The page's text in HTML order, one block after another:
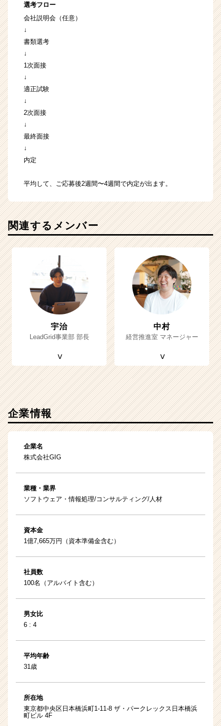
選考フロー
会社説明会（任意）
↓
書類選考
↓
1次面接
↓
適正試験
↓
2次面接
↓
最終面接
↓
内定
平均して、ご応募後2週間〜4週間で内定が出ます。
関連するメンバー
宇治
LeadGrid事業部 部長
中村
経営推進室 マネージャー
企業情報
企業名
株式会社GIG
業種・業界
ソフトウェア・情報処理/コンサルティング/人材
資本金
1億7,665万円（資本準備金含む）
社員数
100名（アルバイト含む）
男女比
6 : 4
平均年齢
31歳
所在地
東京都中央区日本橋浜町1-11-8 ザ・パークレックス日本橋浜
町ビル 4F